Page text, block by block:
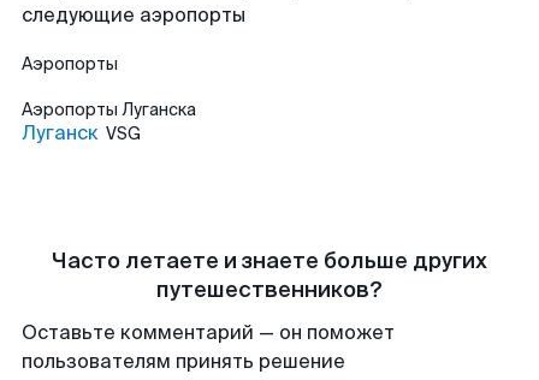
следующие аэропорты
Аэропорты
Аэропорты Луганска
Луганск VSG
Часто летаете и знаете больше других
путешественников?
Оставьте комментарий — он поможет
пользователям принять решение